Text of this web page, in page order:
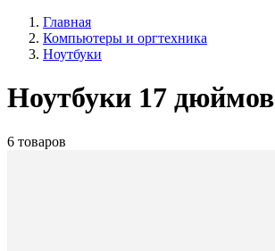
Главная
Компьютеры и оргтехника
Ноутбуки
Ноутбуки 17 дюймов
6 товаров